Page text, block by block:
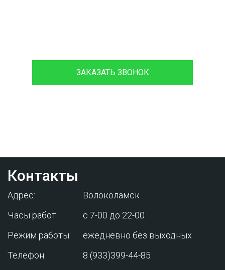
ЗАКАЗАТЬ ЗВОНОК
Контакты
Адрес:
Волоколамск
Часы работ:
с 7-00 до 22-00
Режим работы:
ежедневно без выходных
Телефон:
8 (933)399-44-85